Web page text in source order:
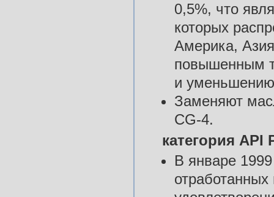
0,5%, что
которых
Америка,
повышенным
и уменьшению
Заменяют
CG-4.
категория API
В январе